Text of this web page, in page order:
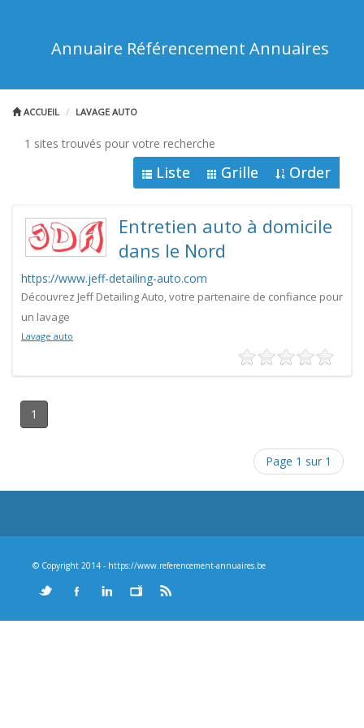
Annuaire Référencement Annuaires
ACCUEIL LAVAGE AUTO
1 sites trouvés pour votre recherche
Liste Grille Order
Entretien auto à domicile
dans le Nord
https://www.jeff-detailing-auto.com
Découvrez Jeff Detailing Auto, votre partenaire de confiance pour
un lavage
Lavage auto
1
Page 1 sur 1
© Copyright 2014 - https://www.referencement-annuaires.be